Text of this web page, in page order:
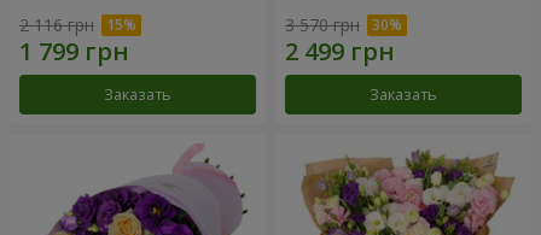
2 116 грн
Заказать
3 570 грн
Заказать